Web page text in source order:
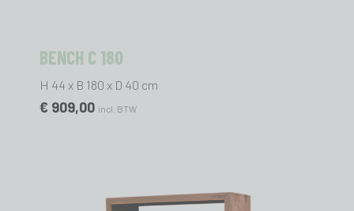
BENCH C 180
H 44 x B 180 x D 40 cm
€ 909,00 incl. BTW